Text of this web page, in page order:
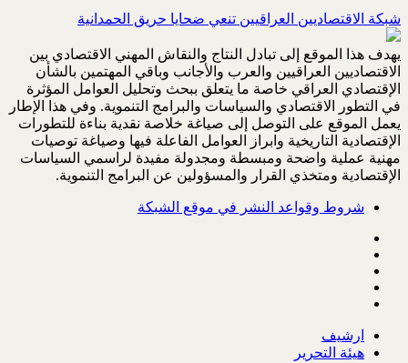
شبكة الاقتصاديين العراقيين تنعي ضحايا حريق الحمدانية
يهدف هذا الموقع إلى تبادل النتاج والنقاش المهني الاقتصادي بين
الاقتصاديين العراقيين والعرب والأجانب وباقي المهتمين بالشأن
الإقتصادي العراقي خاصة ما يتعلق ببحث وتحليل العوامل المؤثرة
في التطور الاقتصادي والسياسات والبرامج التنموية. وفي هذا الإطار
يعمل الموقع على التوصل إلى صياغة خلاصة نقدية بناءة للتطورات
الإقتصادية التاريخية وابراز العوامل الفاعلة فيها وصياغة توصيات
مهنية عملية واضحة ومبسطة ومجدولة مفيدة لراسمي السياسات
الإقتصادية ومتخذي القرار والمسؤولين عن البرامج التنموية.
شروط وقواعد النشر في موقع الشبكة
ارشيف
هيئة التحرير